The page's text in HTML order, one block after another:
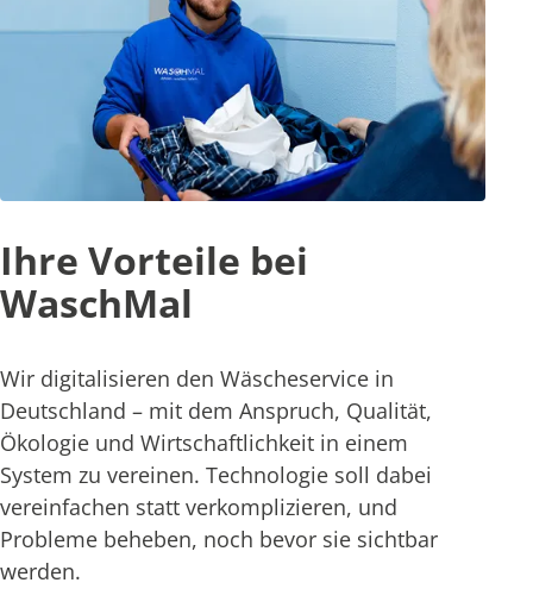
Ihre Vorteile bei
WaschMal
Wir digitalisieren den Wäscheservice in
Deutschland – mit dem Anspruch, Qualität,
Ökologie und Wirtschaftlichkeit in einem
System zu vereinen. Technologie soll dabei
vereinfachen statt verkomplizieren, und
Probleme beheben, noch bevor sie sichtbar
werden.